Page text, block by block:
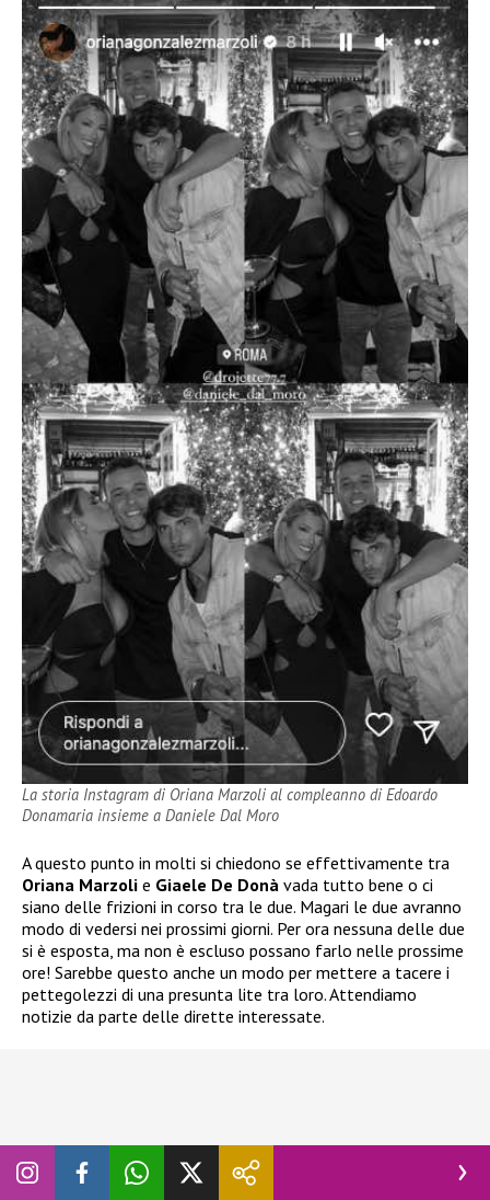
La storia Instagram di Oriana Marzoli al compleanno di Edoardo
Donamaria insieme a Daniele Dal Moro
A questo punto in molti si chiedono se effettivamente tra
Oriana Marzoli e Giaele De Donà vada tutto bene o ci
siano delle frizioni in corso tra le due. Magari le due avranno
modo di vedersi nei prossimi giorni. Per ora nessuna delle due
si è esposta, ma non è escluso possano farlo nelle prossime
ore! Sarebbe questo anche un modo per mettere a tacere i
pettegolezzi di una presunta lite tra loro. Attendiamo
notizie da parte delle dirette interessate.